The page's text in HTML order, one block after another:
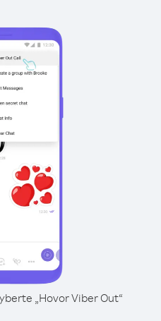
„Hovor Viber Out“